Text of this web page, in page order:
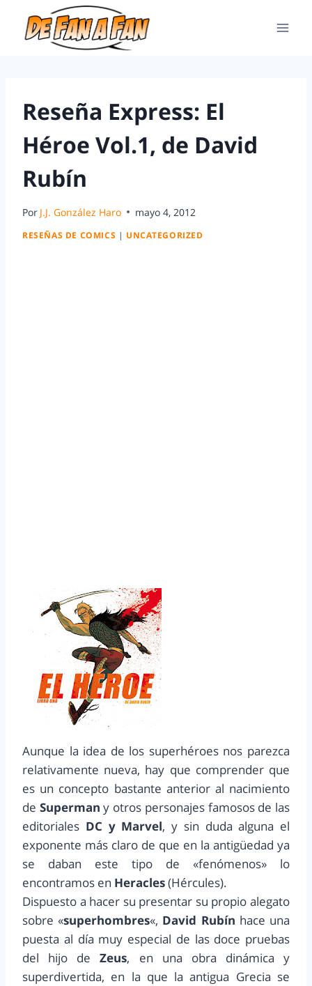
Reseña Express: El
Héroe Vol.1, de David
Rubín
Por J.J. González Haro mayo 4, 2012
RESEÑAS DE COMICS | UNCATEGORIZED
Aunque la idea de los superhéroes nos parezca
relativamente nueva, hay que comprender que
es un concepto bastante anterior al nacimiento
de Superman y otros personajes famosos de las
editoriales DC y Marvel, y sin duda alguna el
exponente más claro de que en la antigüedad ya
se daban este tipo de «fenómenos» lo
encontramos en Heracles(Hércules).
Dispuesto a hacer su presentar su propio alegato
sobre «superhombres«, David Rubín hace una
puesta al día muy especial de las doce pruebas
del hijo deZeus, en una obra dinámica y
superdivertida, en la que la antigua Grecia se